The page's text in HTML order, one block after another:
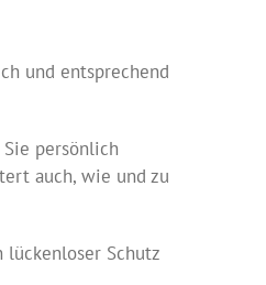
und entsprechend
persönlich
auch, wie und zu
Schutz